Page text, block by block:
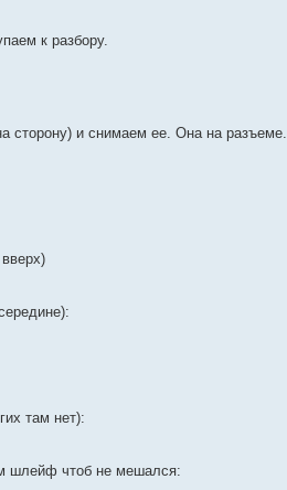
к разбору.
сторону) и снимаем ее. Она на разъеме.
там нет):
шлейф чтоб не мешался: